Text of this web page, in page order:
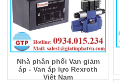
Nhà phân phối Van giảm
áp - Van áp lực Rexroth
Việt Nam